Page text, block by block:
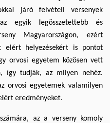
járó felvételi versenyek
egyik legösszetettebb és
Magyarországon, ezért
helyezésekért is pontot
orvosi egyetem közösen vett
így tudják, az milyen nehéz.
orvosi egyetemek valamilyen
eredményeket.
az a verseny komoly